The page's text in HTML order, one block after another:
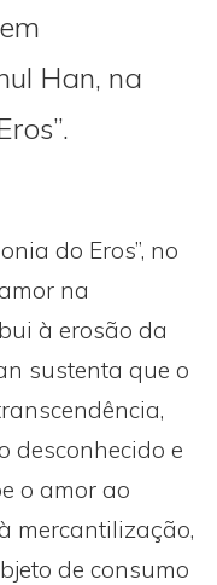
Han, na
do Eros”, no
na
à erosão da
sustenta que o
desconhecido e
o amor ao
mercantilização,
de consumo